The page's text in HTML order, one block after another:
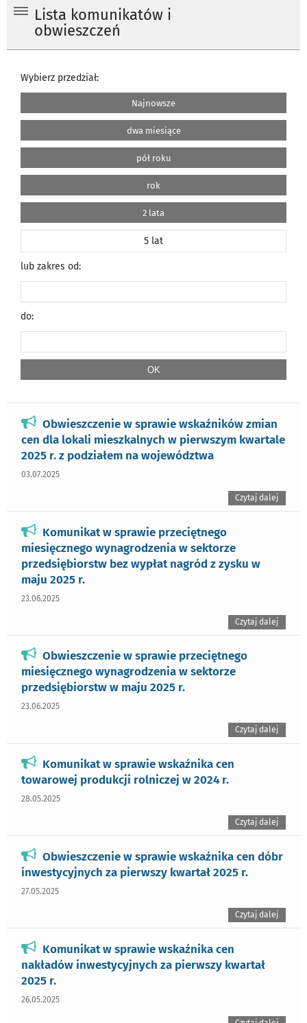
Lista komunikatów i
obwieszczeń
Wybierz przedział:
Najnowsze
dwa miesiące
pół roku
rok
2 lata
5 lat
lub zakres od:
do:
Obwieszczenie w sprawie wskaźników zmian
cen dla lokali mieszkalnych w pierwszym kwartale
2025 r. z podziałem na województwa
03.07.2025
Czytaj dalej
Komunikat w sprawie przeciętnego
miesięcznego wynagrodzenia w sektorze
przedsiębiorstw bez wypłat nagród z zysku w
maju 2025 r.
23.06.2025
Czytaj dalej
Obwieszczenie w sprawie przeciętnego
miesięcznego wynagrodzenia w sektorze
przedsiębiorstw w maju 2025 r.
23.06.2025
Czytaj dalej
Komunikat w sprawie wskaźnika cen
towarowej produkcji rolniczej w 2024 r.
28.05.2025
Czytaj dalej
Obwieszczenie w sprawie wskaźnika cen dóbr
inwestycyjnych za pierwszy kwartał 2025 r.
27.05.2025
Czytaj dalej
Komunikat w sprawie wskaźnika cen
nakładów inwestycyjnych za pierwszy kwartał
2025 r.
26.05.2025